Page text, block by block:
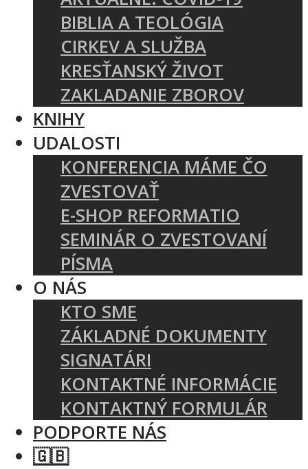
BIBLIA A TEOLÓGIA
CIRKEV A SLUŽBA
KRESŤANSKÝ ŽIVOT
ZAKLADANIE ZBOROV
KNIHY
UDALOSTI
KONFERENCIA MÁME ČO
ZVESTOVAŤ
E-SHOP REFORMATIO
SEMINÁR O ZVESTOVANÍ
PÍSMA
O NÁS
KTO SME
ZÁKLADNÉ DOKUMENTY
SIGNATÁRI
KONTAKTNÉ INFORMÁCIE
KONTAKTNÝ FORMULÁR
PODPORTE NÁS
🇬🇧